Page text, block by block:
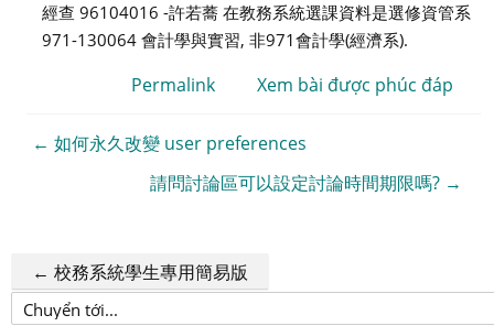
96211516
余
爭
經查 96104016 -許若蕎 在教務系統選課資料是選修資管系
971-130064 會計學與實習, 非971會計學(經濟系).
Permalink Xem bài được phúc đáp
← 如何永久改變 user preferences
請問討論區可以設定討論時間期限嗎? →
← 校務系統學生專用簡易版
Chuyển